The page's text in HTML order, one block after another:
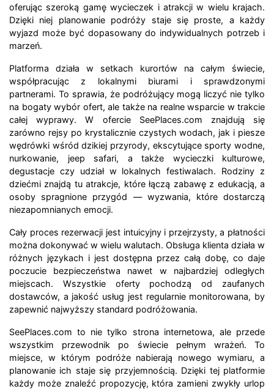
oferując szeroką gamę wycieczek i atrakcji w wielu krajach.
Dzięki niej planowanie podróży staje się proste, a każdy
wyjazd może być dopasowany do indywidualnych potrzeb i
marzeń.
Platforma działa w setkach kurortów na całym świecie,
współpracując z lokalnymi biurami i sprawdzonymi
partnerami. To sprawia, że podróżujący mogą liczyć nie tylko
na bogaty wybór ofert, ale także na realne wsparcie w trakcie
całej wyprawy. W ofercie SeePlaces.com znajdują się
zarówno rejsy po krystalicznie czystych wodach, jak i piesze
wędrówki wśród dzikiej przyrody, ekscytujące sporty wodne,
nurkowanie, jeep safari, a także wycieczki kulturowe,
degustacje czy udział w lokalnych festiwalach. Rodziny z
dziećmi znajdą tu atrakcje, które łączą zabawę z edukacją, a
osoby spragnione przygód — wyzwania, które dostarczą
niezapomnianych emocji.
Cały proces rezerwacji jest intuicyjny i przejrzysty, a płatności
można dokonywać w wielu walutach. Obsługa klienta działa w
różnych językach i jest dostępna przez całą dobę, co daje
poczucie bezpieczeństwa nawet w najbardziej odległych
miejscach. Wszystkie oferty pochodzą od zaufanych
dostawców, a jakość usług jest regularnie monitorowana, by
zapewnić najwyższy standard podróżowania.
SeePlaces.com to nie tylko strona internetowa, ale przede
wszystkim przewodnik po świecie pełnym wrażeń. To
miejsce, w którym podróże nabierają nowego wymiaru, a
planowanie ich staje się przyjemnością. Dzięki tej platformie
każdy może znaleźć propozycję, która zamieni zwykły urlop